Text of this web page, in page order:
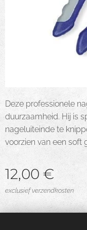
Deze professionele
duurzaamheid. Hij is
nageluiteinde te
voorzien van een soft
12,00 €
exclusief verzendkosten